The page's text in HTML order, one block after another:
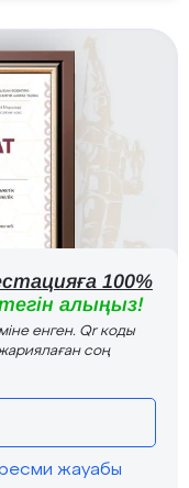
100%
алыңыз!
енген. Qr коды
соң
ресми жауабы